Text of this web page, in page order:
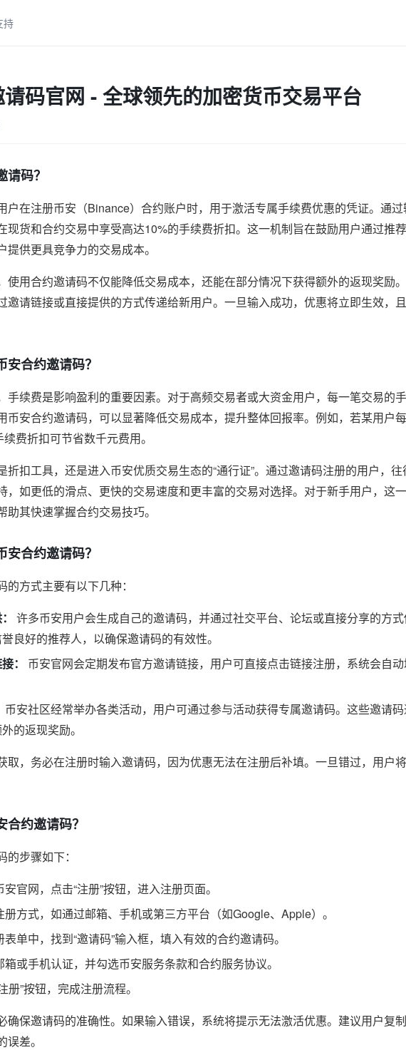
持
码官网 - 全球领先的加密货币交易平台
码？
户在注册币安（Binance）合约账户时，用于激活专属手续费优惠的凭证。通
现货和合约交易中享受高达10%的手续费折扣。这一机制旨在鼓励用户通过推
供更具竞争力的交易成本。
使用合约邀请码不仅能降低交易成本，还能在部分情况下获得额外的返现奖励
邀请链接或直接提供的方式传递给新用户。一旦输入成功，优惠将立即生效，
合约邀请码？
手续费是影响盈利的重要因素。对于高频交易者或大资金用户，每一笔交易的
币安合约邀请码，可以显著降低交易成本，提升整体回报率。例如，若某用户
费折扣可节省数千元费用。
折扣工具，还是进入币安优质交易生态的“通行证”。通过邀请码注册的用户，
，如更低的滑点、更快的交易速度和更丰富的交易对选择。对于新手用户，这
其快速掌握合约交易技巧。
合约邀请码？
方式主要有以下几种：
许多币安用户会生成自己的邀请码，并通过社交平台、论坛或直接分享的方
良好的推荐人，以确保邀请码的有效性。
：
币安官网会定期发布官方邀请链接，用户可直接点击链接注册，系统会自
币安社区经常举办各类活动，用户可通过参与活动获得专属邀请码。这些邀请
的返现奖励。
取，务必在注册时输入邀请码，因为优惠无法在注册后补填。一旦错过，用户
约邀请码？
步骤如下：
官网，点击“注册”按钮，进入注册页面。
册方式，如通过邮箱、手机或第三方平台（如Google、Apple）。
表单中，找到“邀请码”输入框，填入有效的合约邀请码。
箱或手机认证，并勾选币安服务条款和合约服务协议。
册”按钮，完成注册流程。
确保邀请码的准确性。如果输入错误，系统将提示无法激活优惠。建议用户复制
差。